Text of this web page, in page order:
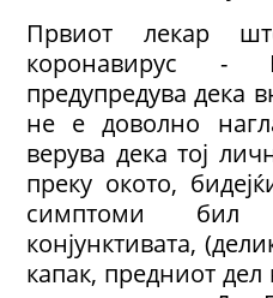
Првиот лекар
коронавирус -
предупредува дека
не е доволно
верува дека тој
преку окото,
симптоми бил
конјунктивата,
капак, предниот дел